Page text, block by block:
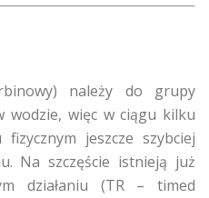
należy do grupy
wodzie, więc w ciągu kilku
jeszcze szybciej
Na szczęście istnieją już
działaniu (TR – timed